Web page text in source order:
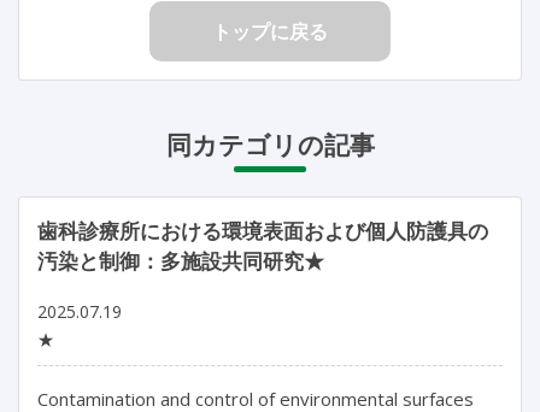
トップに戻る
同カテゴリの記事
歯科診療所における環境表面および個人防護具の
汚染と制御：多施設共同研究★
2025.07.19
★
Contamination and control of environmental surfaces